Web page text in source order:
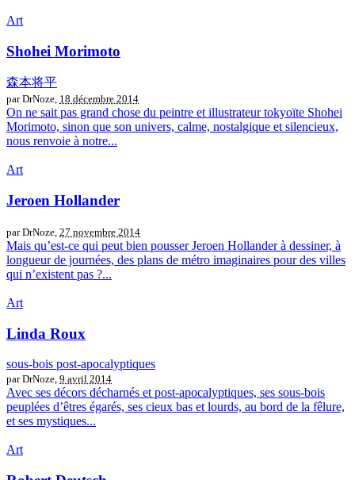
Art
Shohei Morimoto
森本将平
par DrNoze, 18 décembre 2014
On ne sait pas grand chose du peintre et illustrateur tokyoïte Shohei
Morimoto, sinon que son univers, calme, nostalgique et silencieux,
nous renvoie à notre...
Art
Jeroen Hollander
par DrNoze, 27 novembre 2014
Mais qu’est-ce qui peut bien pousser Jeroen Hollander à dessiner, à
longueur de journées, des plans de métro imaginaires pour des villes
qui n’existent pas ?...
Art
Linda Roux
sous-bois post-apocalyptiques
par DrNoze, 9 avril 2014
Avec ses décors décharnés et post-apocalyptiques, ses sous-bois
peuplées d’êtres égarés, ses cieux bas et lourds, au bord de la fêlure,
et ses mystiques...
Art